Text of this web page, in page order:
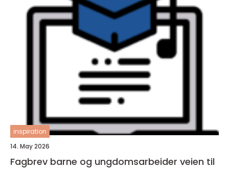
inspiration
14. May 2026
Fagbrev barne og ungdomsarbeider veien til